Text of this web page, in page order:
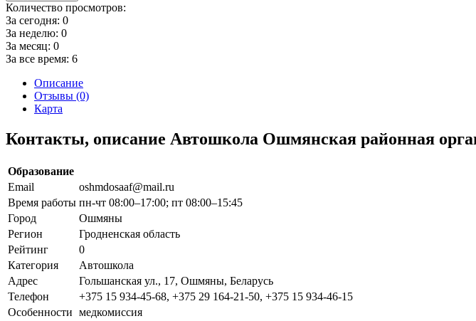
Количество просмотров:
За сегодня: 0
За неделю: 0
За месяц: 0
За все время: 6
Описание
Отзывы (0)
Карта
Контакты, описание Автошкола Ошмянская районная
Образование
Email
oshmdosaaf@mail.ru
Время работы пн-чт 08:00–17:00; пт 08:00–15:45
Город
Ошмяны
Регион
Гродненская область
Рейтинг
0
Категория
Автошкола
Адрес
Гольшанская ул., 17, Ошмяны, Беларусь
Телефон
+375 15 934-45-68, +375 29 164-21-50, +375 15 934-46-15
Особенности медкомиссия